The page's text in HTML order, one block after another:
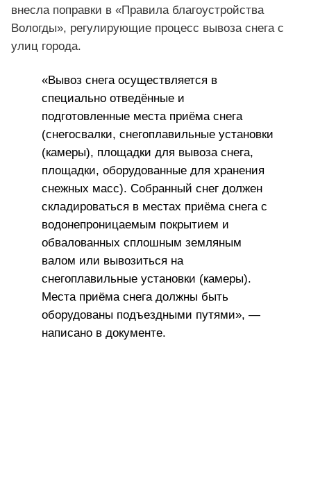
внесла поправки в «Правила благоустройства
Вологды», регулирующие процесс вывоза снега с
улиц города.
«Вывоз снега осуществляется в
специально отведённые и
подготовленные места приёма снега
(снегосвалки, снегоплавильные установки
(камеры), площадки для вывоза снега,
площадки, оборудованные для хранения
снежных масс). Собранный снег должен
складироваться в местах приёма снега с
водонепроницаемым покрытием и
обвалованных сплошным земляным
валом или вывозиться на
снегоплавильные установки (камеры).
Места приёма снега должны быть
оборудованы подъездными путями», —
написано в документе.